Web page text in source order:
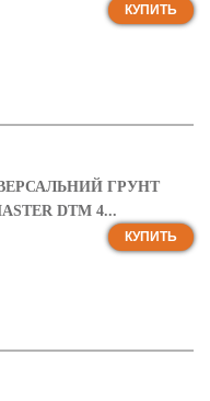
КУПИТЬ
ГРУНТ
DTM 4...
КУПИТЬ